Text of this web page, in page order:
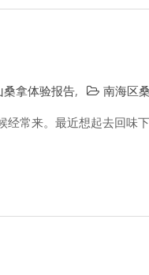
桑拿体验报告,
南海区
常来。最近想起去回味